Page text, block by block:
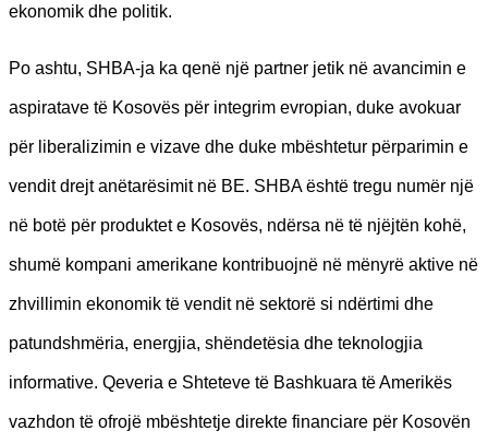
ekonomik dhe politik.
Po ashtu, SHBA-ja ka qenë një partner jetik në avancimin e
aspiratave të Kosovës për integrim evropian, duke avokuar
për liberalizimin e vizave dhe duke mbështetur përparimin e
vendit drejt anëtarësimit në BE. SHBA është tregu numër një
në botë për produktet e Kosovës, ndërsa në të njëjtën kohë,
shumë kompani amerikane kontribuojnë në mënyrë aktive në
zhvillimin ekonomik të vendit në sektorë si ndërtimi dhe
patundshmëria, energjia, shëndetësia dhe teknologjia
informative. Qeveria e Shteteve të Bashkuara të Amerikës
vazhdon të ofrojë mbështetje direkte financiare për Kosovën